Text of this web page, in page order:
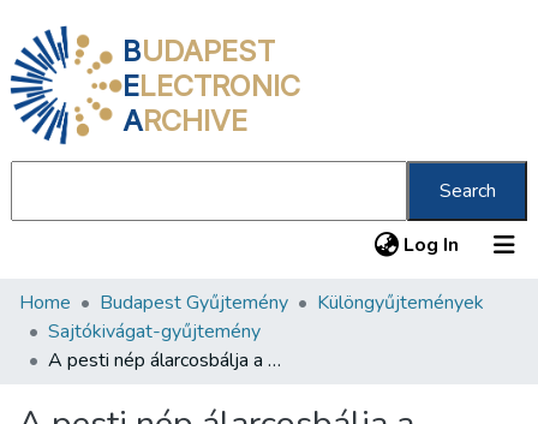
BUDAPEST
ELECTRONIC
ARCHIVE
Search
Log In (current)
Communities & Collections
All of DSpace
Home Budapest Gyűjtemény
Különgyűjtemények
Sajtókivágat-gyűjtemény
A pesti nép álarcosbálja a Vigadóban